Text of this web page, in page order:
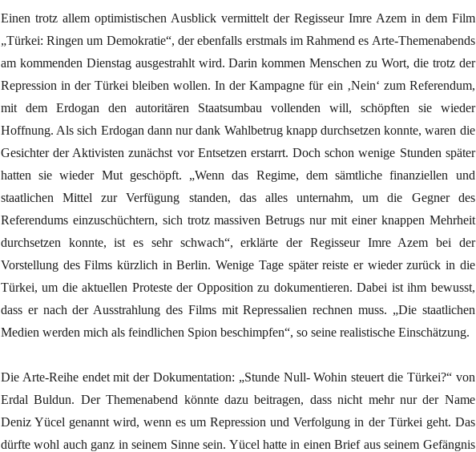
Einen trotz allem optimistischen Ausblick vermittelt der Regisseur Imre Azem in dem Film
„Türkei: Ringen um Demokratie“, der ebenfalls erstmals im Rahmend es Arte-Themenabends
am kommenden Dienstag ausgestrahlt wird. Darin kommen Menschen zu Wort, die trotz der
Repression in der Türkei bleiben wollen. In der Kampagne für ein ‚Nein‘ zum Referendum,
mit dem Erdogan den autoritären Staatsumbau vollenden will, schöpften sie wieder
Hoffnung. Als sich Erdogan dann nur dank Wahlbetrug knapp durchsetzen konnte, waren die
Gesichter der Aktivisten zunächst vor Entsetzen erstarrt. Doch schon wenige Stunden später
hatten sie wieder Mut geschöpft. „Wenn das Regime, dem sämtliche finanziellen und
staatlichen Mittel zur Verfügung standen, das alles unternahm, um die Gegner des
Referendums einzuschüchtern, sich trotz massiven Betrugs nur mit einer knappen Mehrheit
durchsetzen konnte, ist es sehr schwach“, erklärte der Regisseur Imre Azem bei der
Vorstellung des Films kürzlich in Berlin. Wenige Tage später reiste er wieder zurück in die
Türkei, um die aktuellen Proteste der Opposition zu dokumentieren. Dabei ist ihm bewusst,
dass er nach der Ausstrahlung des Films mit Repressalien rechnen muss. „Die staatlichen
Medien werden mich als feindlichen Spion beschimpfen“, so seine realistische Einschätzung.
Die Arte-Reihe endet mit der Dokumentation: „Stunde Null- Wohin steuert die Türkei?“ von
Erdal Buldun. Der Themenabend könnte dazu beitragen, dass nicht mehr nur der Name
Deniz Yücel genannt wird, wenn es um Repression und Verfolgung in der Türkei geht. Das
dürfte wohl auch ganz in seinem Sinne sein. Yücel hatte in einen Brief aus seinem Gefängnis